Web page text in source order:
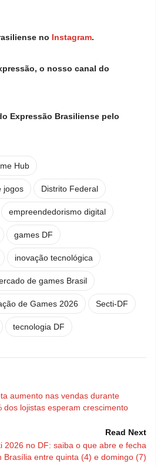
no Instagram.
o nosso canal do
Expressão Brasiliense pelo
Hub
jogos Distrito Federal
empreendedorismo digital
games DF
inovação tecnológica
de games Brasil
de Games 2026 Secti-DF
tecnologia DF
aumento nas vendas durante
dos lojistas esperam crescimento
Read Next
2026 no DF: saiba o que abre e fecha
Brasília entre quinta (4) e domingo (7)